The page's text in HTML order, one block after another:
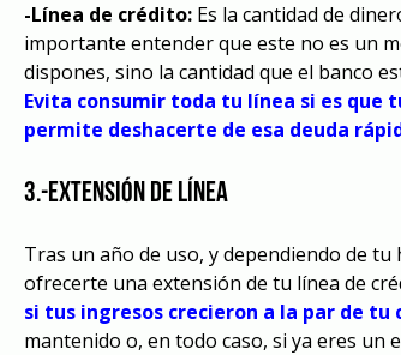
-Línea de crédito: Es la cantidad de
importante entender que este no es un
dispones, sino la cantidad que el banco
Evita consumir toda tu línea si es que
permite deshacerte de esa deuda
3.-Extensión de línea
Tras un año de uso, y dependiendo de
ofrecerte una extensión de tu línea de
si tus ingresos crecieron a la par de tu
mantenido o, en todo caso, si ya eres